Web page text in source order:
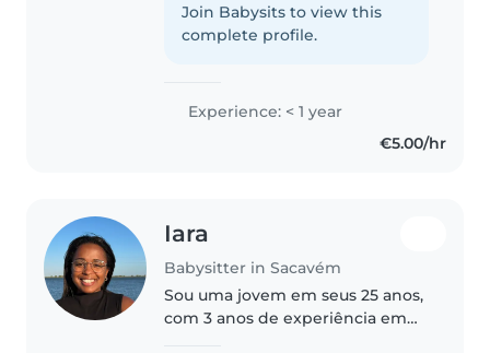
seu filho em idade pré-escolar.
Tenho habilidades em desenho,
Join Babysits to view this
complete profile.
Experience: < 1 year
€5.00/hr
Iara
Babysitter in Sacavém
Sou uma jovem em seus 25 anos,
com 3 anos de experiência em